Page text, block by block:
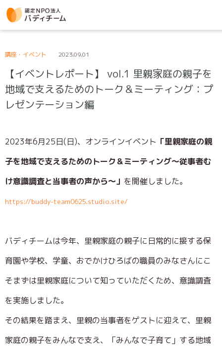
講座・イベント 2023.09.01
【イベントレポート】 vol.1 里親家庭の親子を
地域で支えるためのトーク＆ミーティング：プ
レゼンテーション編
2023年6月25日(日)、オンラインイベント 「里親家庭の親
子を地域で支えるためのトーク＆ミーティング～従事者む
け意識調査と当事者の声から～」 を開催しました。
https://buddy-team0625.studio.site/
バディチームは今年、里親家庭の親子に日常的に接する保
育園や学校、学童、おでかけひろばの職員のみなさんにこ
そまずは里親家庭について知っていただくため、意識調査
を実施しました。
その結果を踏まえ、里親の当事者をゲストに迎えて、里親
家庭の親子をみんなで支え、「みんなで子育て」する地域